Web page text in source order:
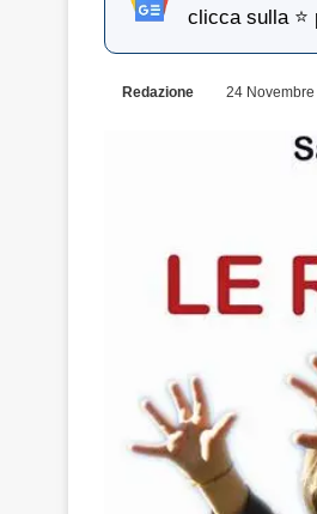
clicca sulla ⭐
Redazione 24 Novembre